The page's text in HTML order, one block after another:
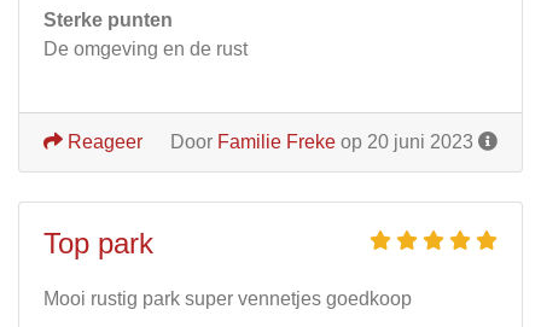
Sterke punten
De omgeving en de rust
Door Familie Freke op 20 juni 2023
Reageer
Top park
Mooi rustig park super vennetjes goedkoop